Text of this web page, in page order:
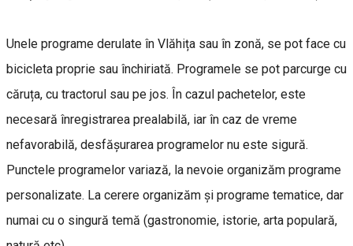
Unele programe derulate în Vlăhița sau în zonă, se pot face cu
bicicleta proprie sau închiriată. Programele se pot parcurge cu
căruța, cu tractorul sau pe jos. În cazul pachetelor, este
necesară înregistrarea prealabilă, iar în caz de vreme
nefavorabilă, desfășurarea programelor nu este sigură.
Punctele programelor variază, la nevoie organizăm programe
personalizate. La cerere organizăm și programe tematice, dar
numai cu o singură temă (gastronomie, istorie, arta populară,